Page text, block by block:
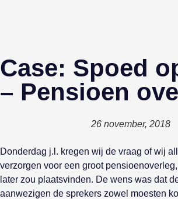
Case: Spoed
– Pensioen
26 november, 2018
Donderdag j.l. kregen wij de vraag of wij
verzorgen voor een groot
later zou plaatsvinden. De wens was dat
aanwezigen de sprekers zowel moesten